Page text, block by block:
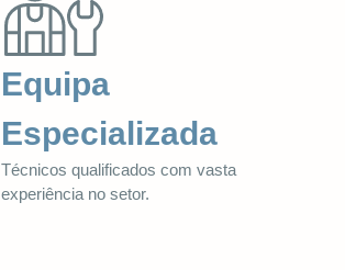
Equipa
Especializada
Técnicos qualificados com vasta
experiência no setor.